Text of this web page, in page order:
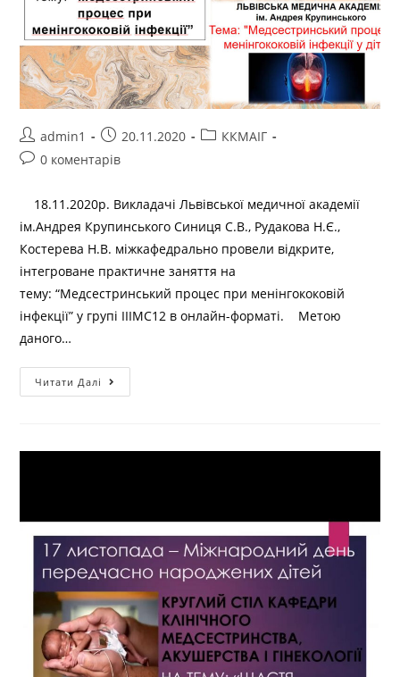
admin1 20.11.2020
ККМАІГ
0 коментарів
18.11.2020р. Викладачі Львівської медичної академії
ім.Андрея Крупинського Синиця С.В., Рудакова Н.Є.,
Костерева Н.В. міжкафедрально провели відкрите,
інтегроване практичне заняття на
тему: “Медсестринський процес при менінгококовій
інфекції” у групі ІІІМС12 в онлайн-форматі. Метою
даного…
Читати Далі